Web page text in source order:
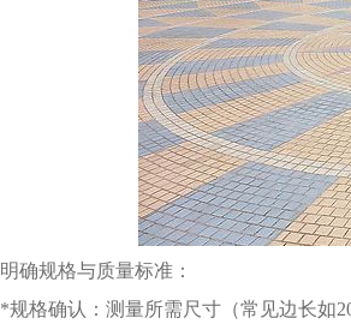
明确规格与质量标准：
*规格确认：测量所需尺寸（常见边长如